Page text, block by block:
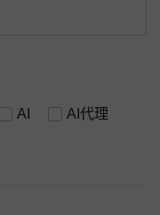
AI
AI代理